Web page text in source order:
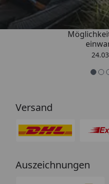
„Einfache
Möglichkeit,
Versand
Auszeichnungen